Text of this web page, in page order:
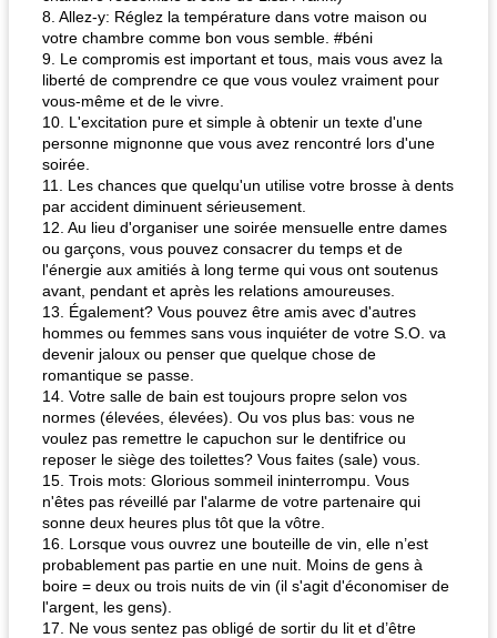
8. Allez-y: Réglez la température dans votre maison ou
votre chambre comme bon vous semble. #béni
9. Le compromis est important et tous, mais vous avez la
liberté de comprendre ce que vous voulez vraiment pour
vous-même et de le vivre.
10. L'excitation pure et simple à obtenir un texte d'une
personne mignonne que vous avez rencontré lors d'une
soirée.
11. Les chances que quelqu'un utilise votre brosse à dents
par accident diminuent sérieusement.
12. Au lieu d'organiser une soirée mensuelle entre dames
ou garçons, vous pouvez consacrer du temps et de
l'énergie aux amitiés à long terme qui vous ont soutenus
avant, pendant et après les relations amoureuses.
13. Également? Vous pouvez être amis avec d'autres
hommes ou femmes sans vous inquiéter de votre S.O. va
devenir jaloux ou penser que quelque chose de
romantique se passe.
14. Votre salle de bain est toujours propre selon vos
normes (élevées, élevées). Ou vos plus bas: vous ne
voulez pas remettre le capuchon sur le dentifrice ou
reposer le siège des toilettes? Vous faites (sale) vous.
15. Trois mots: Glorious sommeil ininterrompu. Vous
n'êtes pas réveillé par l'alarme de votre partenaire qui
sonne deux heures plus tôt que la vôtre.
16. Lorsque vous ouvrez une bouteille de vin, elle n’est
probablement pas partie en une nuit. Moins de gens à
boire = deux ou trois nuits de vin (il s'agit d'économiser de
l'argent, les gens).
17. Ne vous sentez pas obligé de sortir du lit et d’être